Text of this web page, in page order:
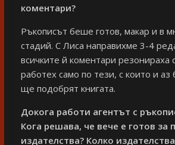
коментари?
Ръкописът беше готов, макар и в
стадий. С Лиса направихме 3-4
всичките й коментари резонираха
работех само по тези, с които и аз
ще подобрят книгата.
Докога работи агентът с
Кога решава, че вече е готов за
издателства? Колко